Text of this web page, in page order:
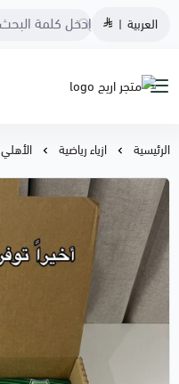
العربية |
متجر اريج
الرئيسية ازياء رياضية الأهلي